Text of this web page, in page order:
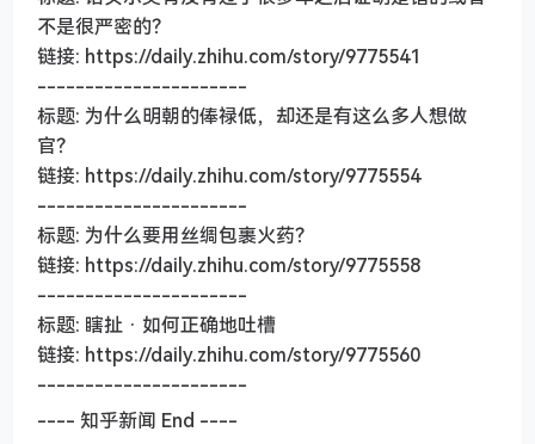
不是很严密的？
链接: https://daily.zhihu.com/story/9775541
----------------------
标题: 为什么明朝的俸禄低，却还是有这么多人想做
官？
链接: https://daily.zhihu.com/story/9775554
----------------------
标题: 为什么要用丝绸包裹火药？
链接: https://daily.zhihu.com/story/9775558
----------------------
标题: 瞎扯 · 如何正确地吐槽
链接: https://daily.zhihu.com/story/9775560
----------------------
---- 知乎新闻 End ----